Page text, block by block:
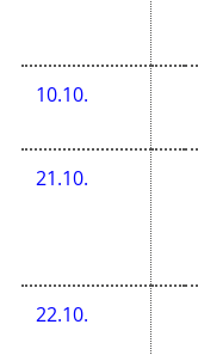
10.10.
21.10.
22.10.